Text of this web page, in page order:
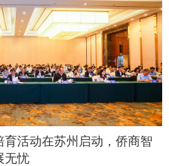
活动在苏州启动，侨商智
无忧